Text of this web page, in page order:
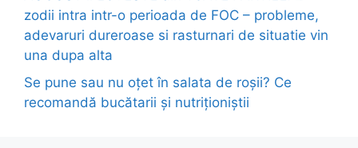
zodii intra intr-o perioada de FOC – probleme,
adevaruri dureroase si rasturnari de situatie vin
una dupa alta
Se pune sau nu oțet în salata de roșii? Ce
recomandă bucătarii și nutriționiștii